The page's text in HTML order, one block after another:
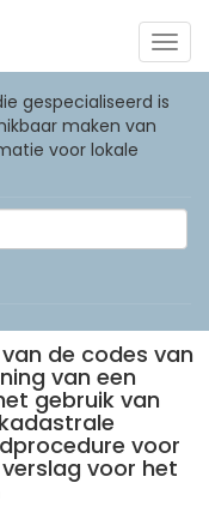
gespecialiseerd is
maken van
voor lokale
de codes van
van een
gebruik van
voor
voor het